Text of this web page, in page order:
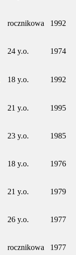
rocznikowa 1992
24 y.o. 1974
18 y.o. 1992
21 y.o. 1995
23 y.o. 1985
18 y.o. 1976
21 y.o. 1979
26 y.o. 1977
rocznikowa 1977